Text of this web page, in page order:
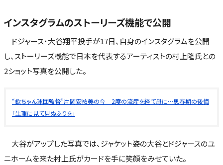
インスタグラムのストーリーズ機能で公開
ドジャース・大谷翔平投手が17日、自身のインスタグラムを公開
し、ストーリーズ機能で日本を代表するアーティストの村上隆氏との
2ショット写真を公開した。
“欽ちゃん球団監督”片岡安祐美の今 2度の流産を経て母に…思春期の後悔
「生理に見て見ぬふりを」
大谷がアップした写真では、ジャケット姿の大谷とドジャースのユ
ニホームを来た村上氏がカードを手に笑顔をみせていた。